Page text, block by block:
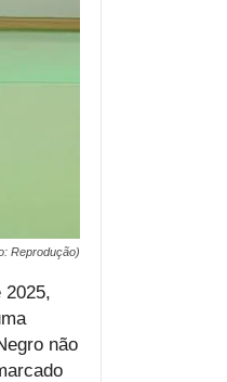
Reprodução)
2025,
não